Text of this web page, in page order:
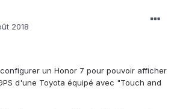
2018
un Honor 7 pour pouvoir afficher
d'une Toyota équipé avec "Touch and